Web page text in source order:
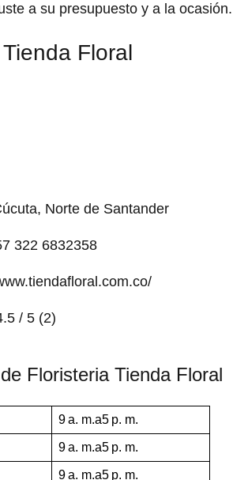
a su presupuesto y a la ocasión.
Floral
Norte de Santander
322 6832358
/ 5 (2)
Floristeria Tienda Floral
9 a. m.a5 p. m.
9 a. m.a5 p. m.
9 a. m.a5 p. m.